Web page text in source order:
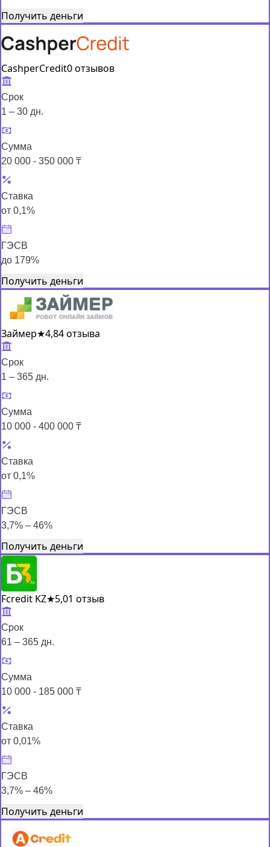
Получить деньги
CashperCredit0 отзывов
Срок
1 – 30 дн.
Сумма
20 000 - 350 000 ₸
Ставка
от 0,1%
ГЭСВ
до 179%
Получить деньги
Займер★4,84 отзыва
Срок
1 – 365 дн.
Сумма
10 000 - 400 000 ₸
Ставка
от 0,1%
ГЭСВ
3,7% – 46%
Получить деньги
Fcredit KZ★5,01 отзыв
Срок
61 – 365 дн.
Сумма
10 000 - 185 000 ₸
Ставка
от 0,01%
ГЭСВ
3,7% – 46%
Получить деньги